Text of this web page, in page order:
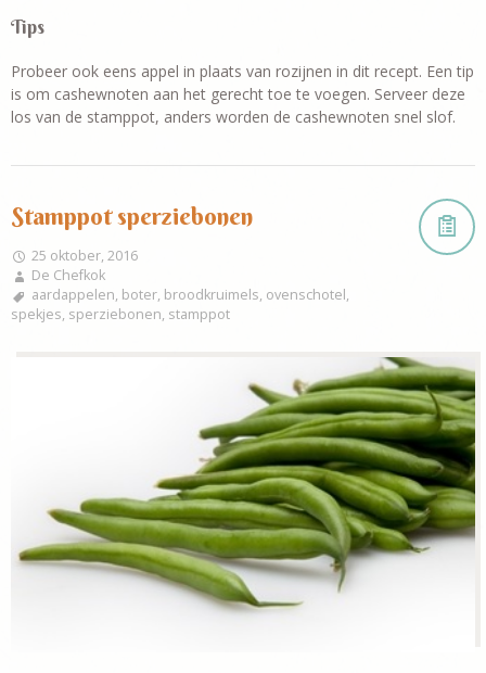
Tips
Probeer ook eens appel in plaats van rozijnen in dit recept. Een tip
is om cashewnoten aan het gerecht toe te voegen. Serveer deze
los van de stamppot, anders worden de cashewnoten snel slof.
Stamppot sperziebonen
25 oktober, 2016
De Chefkok
aardappelen, boter, broodkruimels, ovenschotel,
spekjes, sperziebonen, stamppot